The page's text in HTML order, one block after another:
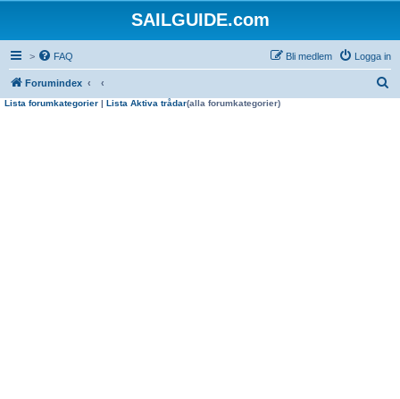
SAILGUIDE.com
> FAQ Logga in
Bli medlem
Forumindex
Lista forumkategorier | Lista Aktiva trådar(alla forumkategorier)